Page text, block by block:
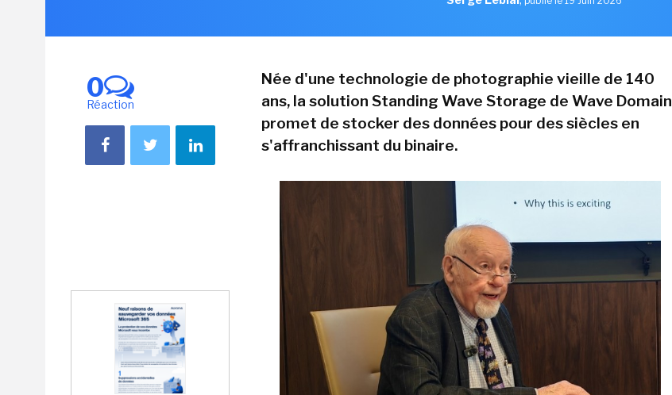
0
Réaction
Née d'une technologie de photographie vieille de 140
ans, la solution Standing Wave Storage de Wave Domain
promet de stocker des données pour des siècles en
s'affranchissant du binaire.